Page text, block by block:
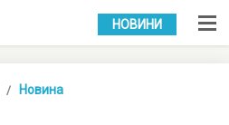
УКР РУС
НОВИНИ
Новина